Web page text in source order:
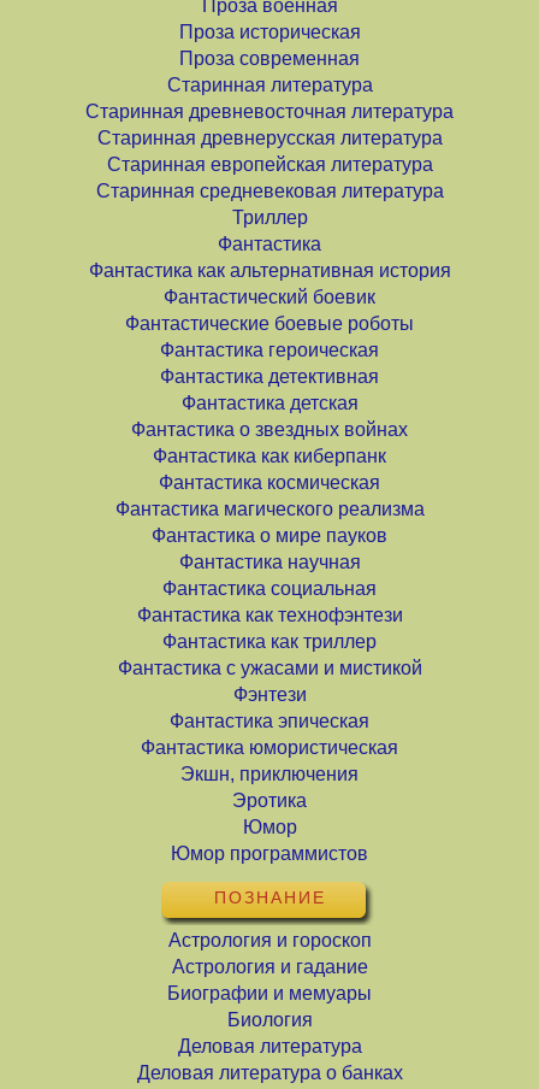
Проза военная
Проза историческая
Проза современная
Старинная литература
Старинная древневосточная литература
Старинная древнерусская литература
Старинная европейская литература
Старинная средневековая литература
Триллер
Фантастика
Фантастика как альтернативная история
Фантастический боевик
Фантастические боевые роботы
Фантастика героическая
Фантастика детективная
Фантастика детская
Фантастика о звездных войнах
Фантастика как киберпанк
Фантастика космическая
Фантастика магического реализма
Фантастика о мире пауков
Фантастика научная
Фантастика социальная
Фантастика как технофэнтези
Фантастика как триллер
Фантастика с ужасами и мистикой
Фэнтези
Фантастика эпическая
Фантастика юмористическая
Экшн, приключения
Эротика
Юмор
Юмор программистов
ПОЗНАНИЕ
Астрология и гороскоп
Астрология и гадание
Биографии и мемуары
Биология
Деловая литература
Деловая литература о банках